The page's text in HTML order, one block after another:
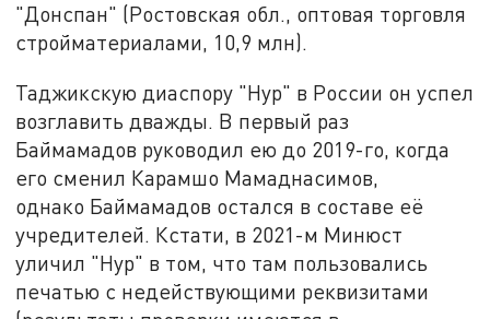
"Донспан" (Ростовская обл., оптовая торговля
стройматериалами, 10,9 млн).
Таджикскую диаспору "Нур" в России он успел
возглавить дважды. В первый раз
Баймамадов руководил ею до 2019-го, когда
его сменил Карамшо Мамаднасимов,
однако Баймамадов остался в составе её
учредителей. Кстати, в 2021-м Минюст
уличил "Нур" в том, что там пользовались
печатью с недействующими реквизитами